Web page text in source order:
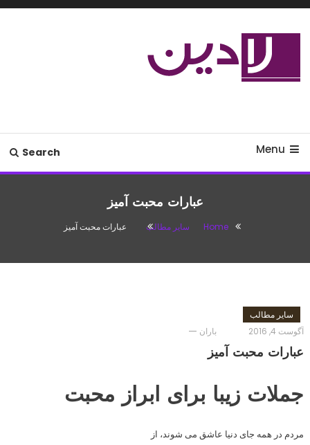
Skip
Menu
Search
عبارات محبت آمیز
Home سایر مطالب عبارات محبت آمیز
سایر مطالب
آگوست 4, 2016
باران
عبارات محبت آمیز
جملات زیبا برای ابراز محبت
مردم در همه جای دنیا عاشق می شوند، از